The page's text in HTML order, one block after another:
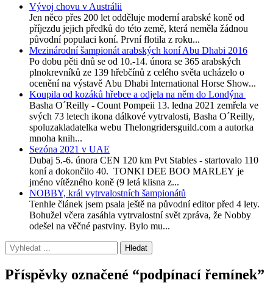
Vývoj chovu v Austrálii
Jen něco přes 200 let odděluje moderní arabské koně od
příjezdu jejich předků do této země, která neměla žádnou
původní populaci koní. První flotila z roku...
Mezinárodní šampionát arabských koní Abu Dhabi 2016
Po dobu pěti dnů se od 10.-14. února se 365 arabských
plnokrevníků ze 139 hřebčínů z celého světa ucházelo o
ocenění na výstavě Abu Dhabi International Horse Show...
Koupila od kozáků hřebce a odjela na něm do Londýna
Basha O´Reilly - Count Pompeii 13. ledna 2021 zemřela ve
svých 73 letech ikona dálkové vytrvalosti, Basha O´Reilly,
spoluzakladatelka webu Thelongridersguild.com a autorka
mnoha knih...
Sezóna 2021 v UAE
Dubaj 5.-6. února CEN 120 km Pvt Stables - startovalo 110
koní a dokončilo 40. TONKI DEE BOO MARLEY je
jméno vítězného koně (9 letá klisna z...
NOBBY, král vytrvalostních šampionátů
Tenhle článek jsem psala ještě na původní editor před 4 lety.
Bohužel včera zasáhla vytrvalostní svět zpráva, že Nobby
odešel na věčné pastviny. Bylo mu...
Příspěvky označené “podpínací řemínek”